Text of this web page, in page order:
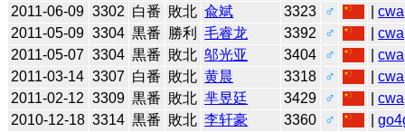
2011-06-09 3302 白番 敗北 兪斌 3323 ♂ |cwa
2011-05-09 3304 黒番 勝利 毛睿龙 3392 ♂ |cwa
2011-05-07 3304 黒番 敗北 邬光亚 3404 ♂ |cwa
2011-03-14 3307 白番 敗北 黄晨 3318 ♂ |cwa
2011-02-12 3309 黒番 敗北 芈昱廷 3429 ♂ |cwa
2010-12-18 3314 黒番 敗北 李轩豪 3360 ♂ |